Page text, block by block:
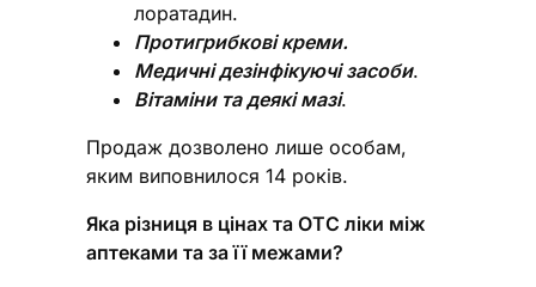
лоратадин.
Протигрибкові креми.
Медичні дезінфікуючі засоби.
Вітаміни та деякі мазі.
Продаж дозволено лише особам,
яким виповнилося 14 років.
Яка різниця в цінах та ОТС ліки між
аптеками та за її межами?